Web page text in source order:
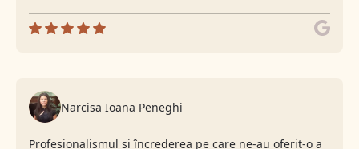
Narcisa Ioana Peneghi
Profesionalismul și încrederea pe care ne-au oferit-o a